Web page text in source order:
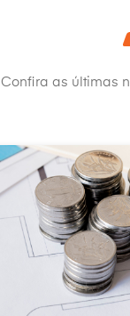
Confira as últimas